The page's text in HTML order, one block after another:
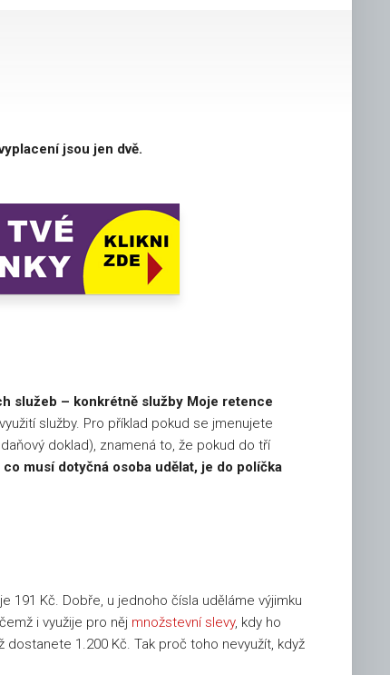
jsou jen dvě.
služeb – konkrétně služby Moje retence
služby. Pro příklad pokud se jmenujete
doklad), znamená to, že pokud do tří
musí dotyčná osoba udělat, je do políčka
191 Kč. Dobře, u jednoho čísla uděláme výjimku
i využije pro něj množstevní slevy, kdy ho
1.200 Kč. Tak proč toho nevyužít, když